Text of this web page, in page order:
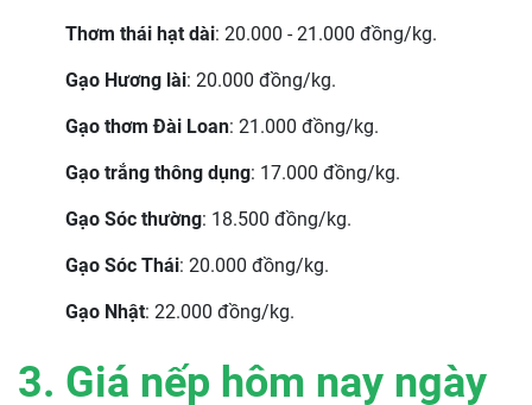
Thơm thái hạt dài: 20.000 - 21.000 đồng/kg.
Gạo Hương lài: 20.000 đồng/kg.
Gạo thơm Đài Loan: 21.000 đồng/kg.
Gạo trắng thông dụng: 17.000 đồng/kg.
Gạo Sóc thường: 18.500 đồng/kg.
Gạo Sóc Thái: 20.000 đồng/kg.
Gạo Nhật: 22.000 đồng/kg.
3. Giá nếp hôm nay ngày